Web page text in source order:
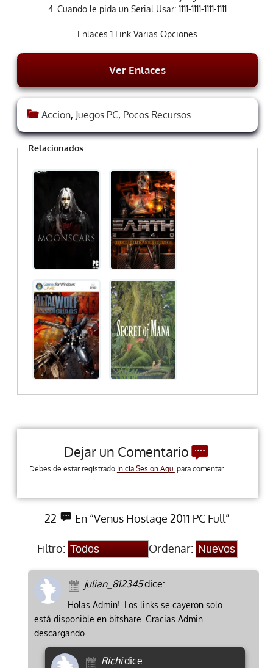
4. Cuando le pida un Serial Usar: 1111-1111-1111-1111
Enlaces 1 Link Varias Opciones
Ver Enlaces
Accion, Juegos PC, Pocos Recursos
Relacionados:
Dejar un Comentario
Debes de estar registrado Inicia Sesion Aqui para comentar.
22 En “Venus Hostage 2011 PC Full”
Filtro: Ordenar:
julian_812345dice:
Holas Admin!. Los links se cayeron solo
está disponible en bitshare. Gracias Admin
descargando…
Richidice: